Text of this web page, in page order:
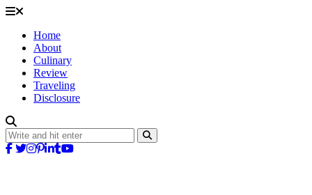
Home
About
Culinary
Review
Traveling
Disclosure